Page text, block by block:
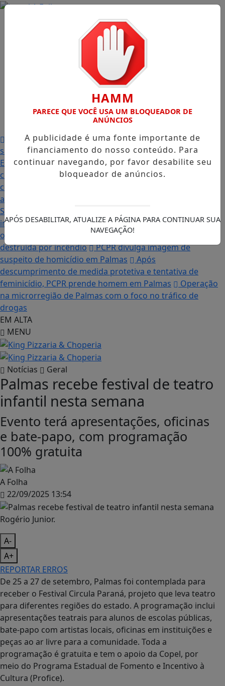
Publicidades
Prefeitura abre PSS com vagas em seis funções e
salários que chegam a R$ 3,8 mil
Igreja do Divino
Espírito Santo
Famílias palmenses foram contempladas
com programas estaduais Intercambista palmense
comenta sobre sua viagem ao Canadá e destaca o
aprendizado
Simplificado para Jovem Aprendiz com 45 vagas;
inscrições começam nesta terça-feira (21)
“Acabou com
os sonhos”, diz irmão da moradora que teve a casa
destruída por incêndio
PCPR divulga imagem de
suspeito de homicídio em Palmas
Após
descumprimento de medida protetiva e tentativa de
feminicídio, PCPR prende homem em Palmas
Operação
na microrregião de Palmas com o foco no tráfico de
drogas
EM ALTA
MENU
Notícias Geral
Palmas recebe festival de teatro
infantil nesta semana
Evento terá apresentações, oficinas
e bate-papo, com programação
100% gratuita
A Folha
22/09/2025 13:54
Rogério Junior.
A-
A+
REPORTAR ERROS
De 25 a 27 de setembro, Palmas foi contemplada para
receber o Festival Circula Paraná, projeto que leva teatro
para diferentes regiões do estado. A programação inclui
apresentações teatrais para alunos de escolas públicas,
bate-papo com artistas locais, oficinas em instituições e
peças ao ar livre para a comunidade. Toda a
programação é gratuita e tem o apoio da Copel, por
meio do Programa Estadual de Fomento e Incentivo à
Cultura (Profice).
HAMM
PARECE QUE VOCÊ USA UM BLOQUEADOR DE
ANÚNCIOS
A publicidade é uma fonte importante de
financiamento do nosso conteúdo. Para
continuar navegando, por favor desabilite seu
bloqueador de anúncios.
APÓS DESABILITAR, ATUALIZE A PÁGINA PARA CONTINUAR SUA
NAVEGAÇÃO!